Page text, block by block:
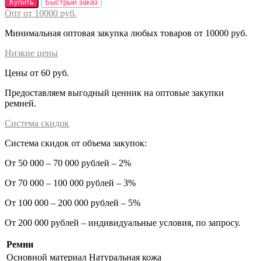
Купить Быстрый заказ
Опт от 10000 руб.
Минимальная оптовая закупка любых товаров от 10000 руб.
Низкие цены
Цены от 60 руб.
Предоставляем выгодный ценник на оптовые закупки
ремней.
Система скидок
Система скидок от объема закупок:
От 50 000 – 70 000 рублей – 2%
От 70 000 – 100 000 рублей – 3%
От 100 000 – 200 000 рублей – 5%
От 200 000 рублей – индивидуальные условия, по запросу.
Ремни
Основной материал Натуральная кожа